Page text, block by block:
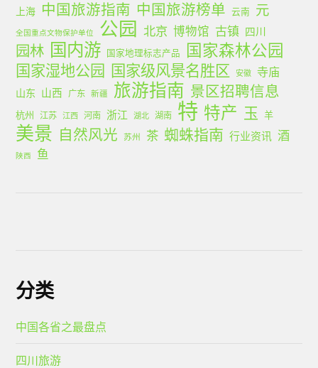
上海 中国旅游指南 中国旅游榜单 云南 元
全国重点文物保护单位 公园 北京 博物馆 古镇 四川
园林 国内游 国家地理标志产品 国家森林公园
国家湿地公园 国家级风景名胜区 安徽 寺庙
山东 山西 广东 新疆 旅游指南 景区招聘信息
杭州 江苏 江西 河南 浙江 湖北 湖南 特 特产 玉 羊
美景 自然风光 苏州 茶 蜘蛛指南 行业资讯 酒
陕西 鱼
分类
中国各省之最盘点
四川旅游